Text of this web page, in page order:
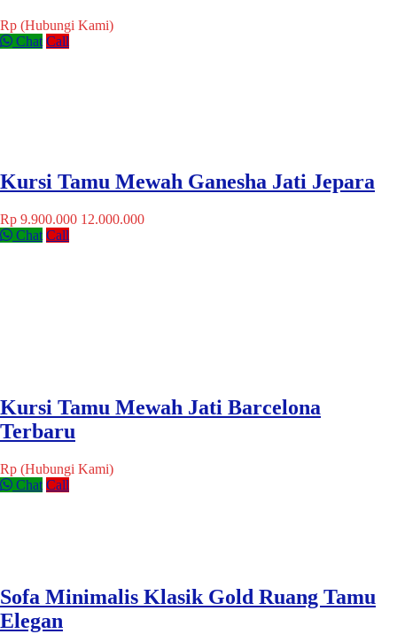
Rp (Hubungi Kami)
Chat Call
Kursi Tamu Mewah Ganesha Jati Jepara
Rp 9.900.000 12.000.000
Chat Call
Kursi Tamu Mewah Jati Barcelona
Terbaru
Rp (Hubungi Kami)
Chat Call
Sofa Minimalis Klasik Gold Ruang Tamu
Elegan